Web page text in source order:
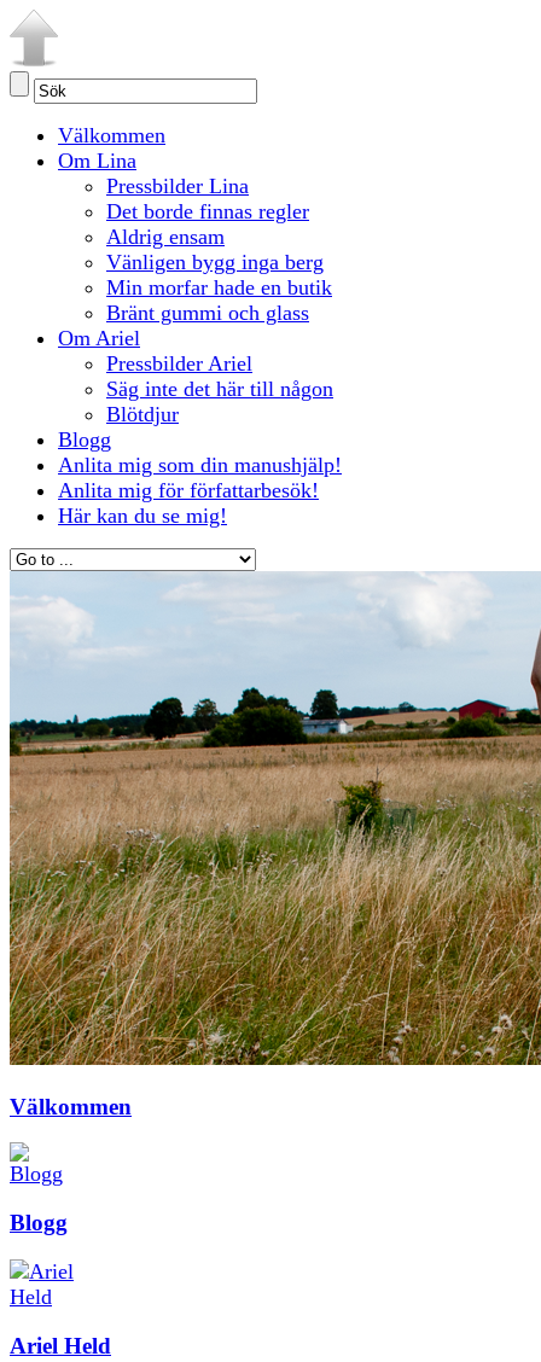
Välkommen
Om Lina
Pressbilder Lina
Det borde finnas regler
Aldrig ensam
Vänligen bygg inga berg
Min morfar hade en butik
Bränt gummi och glass
Om Ariel
Pressbilder Ariel
Säg inte det här till någon
Blötdjur
Blogg
Anlita mig som din manushjälp!
Anlita mig för författarbesök!
Här kan du se mig!
Välkommen
Blogg
Ariel Held